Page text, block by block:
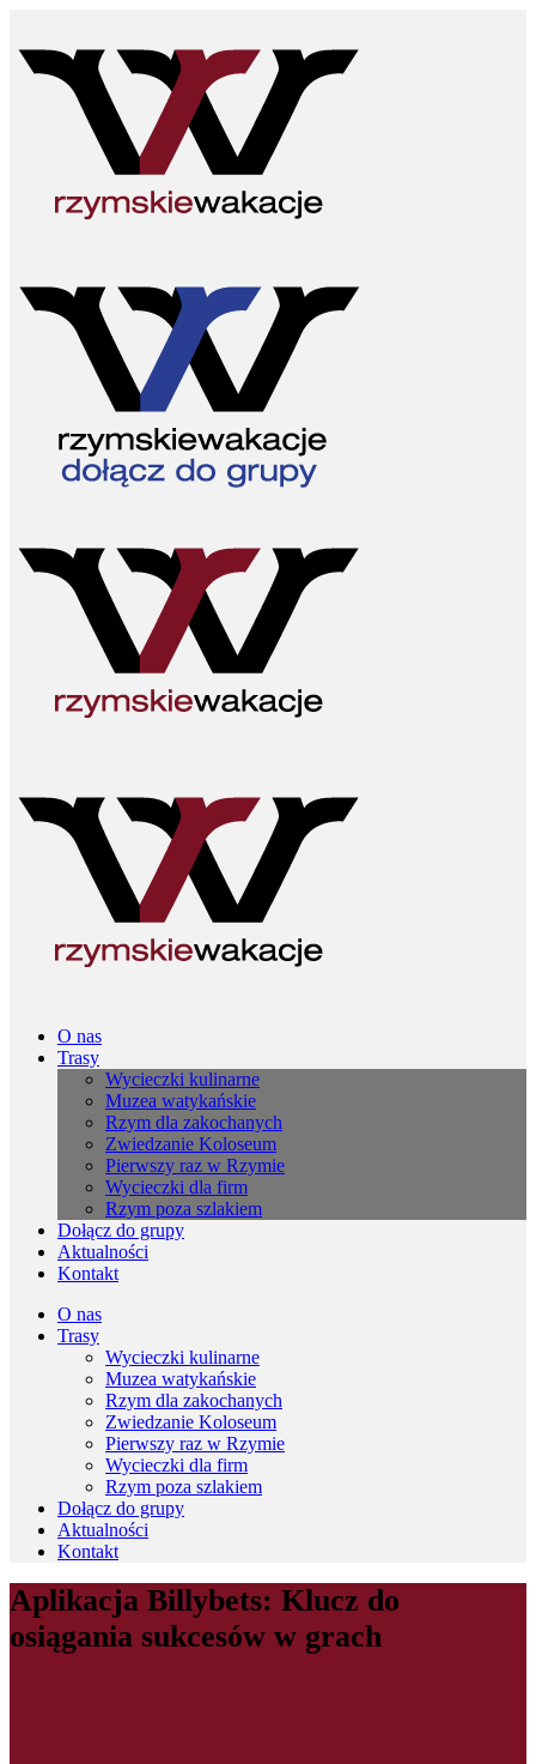
O nas
Trasy
Wycieczki kulinarne
Muzea watykańskie
Rzym dla zakochanych
Zwiedzanie Koloseum
Pierwszy raz w Rzymie
Wycieczki dla firm
Rzym poza szlakiem
Dołącz do grupy
Aktualności
Kontakt
O nas
Trasy
Wycieczki kulinarne
Muzea watykańskie
Rzym dla zakochanych
Zwiedzanie Koloseum
Pierwszy raz w Rzymie
Wycieczki dla firm
Rzym poza szlakiem
Dołącz do grupy
Aktualności
Kontakt
Aplikacja Billybets: Klucz do
osiągania sukcesów w grach